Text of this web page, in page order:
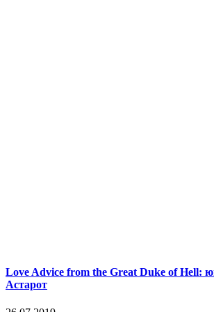
Love Advice from the Great Duke of Hell:
Астарот